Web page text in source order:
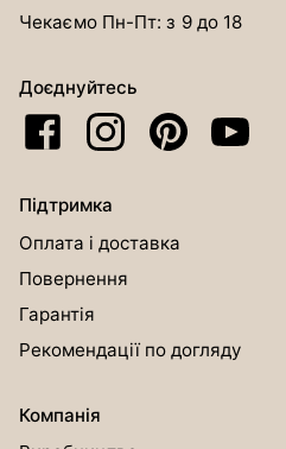
Чекаємо Пн-Пт: з 9 до 18
Доєднуйтесь
Підтримка
Оплата і доставка
Повернення
Гарантія
Рекомендації по догляду
Компанія